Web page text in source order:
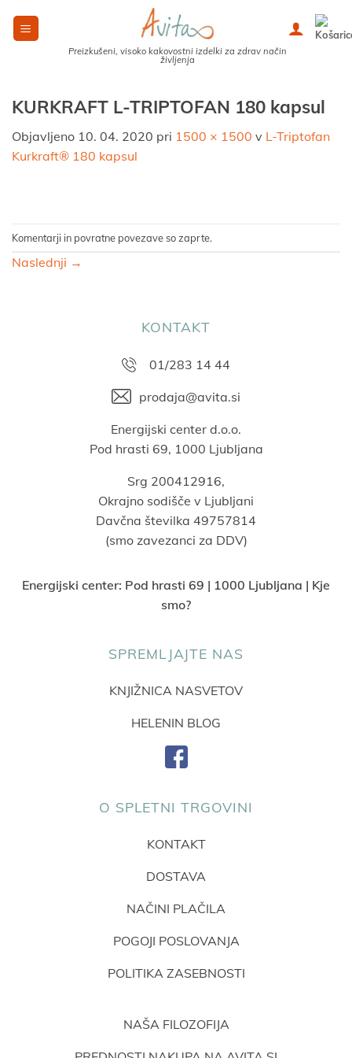
Preizkušeni, visoko kakovostni izdelki za zdrav način
življenja
KURKRAFT L-TRIPTOFAN 180 kapsul
Objavljeno 10. 04. 2020 pri 1500 × 1500 v L-Triptofan
Kurkraft® 180 kapsul
Komentarji in povratne povezave so zaprte.
Naslednji →
KONTAKT
01/283 14 44
prodaja@avita.si
Energijski center d.o.o.
Pod hrasti 69, 1000 Ljubljana
Srg 200412916,
Okrajno sodišče v Ljubljani
Davčna številka 49757814
(smo zavezanci za DDV)
Energijski center: Pod hrasti 69 | 1000 Ljubljana | Kje
smo?
SPREMLJAJTE NAS
KNJIŽNICA NASVETOV
HELENIN BLOG
O SPLETNI TRGOVINI
KONTAKT
DOSTAVA
NAČINI PLAČILA
POGOJI POSLOVANJA
POLITIKA ZASEBNOSTI
NAŠA FILOZOFIJA